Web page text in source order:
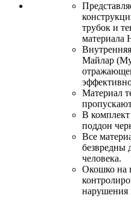
трубок и
материала
Майлар (
Материал
В
поддон
Все
безвредны
человека.
Окошко на
нарушения